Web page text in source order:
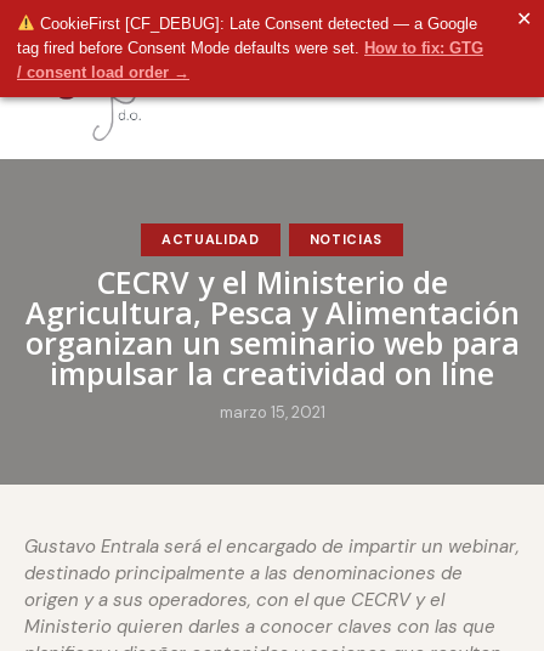
CookieFirst [CF_DEBUG]: Late Consent detected — a Google
tag fired before Consent Mode defaults were set. How to fix: GTG
/ consent load order →
✕
ACTUALIDAD NOTICIAS
CECRV y el Ministerio de
Agricultura, Pesca y Alimentación
organizan un seminario web para
impulsar la creatividad on line
marzo 15, 2021
Gustavo Entrala será el encargado de impartir un webinar,
destinado principalmente a las denominaciones de
origen y a sus operadores, con el que CECRV y el
Ministerio quieren darles a conocer claves con las que